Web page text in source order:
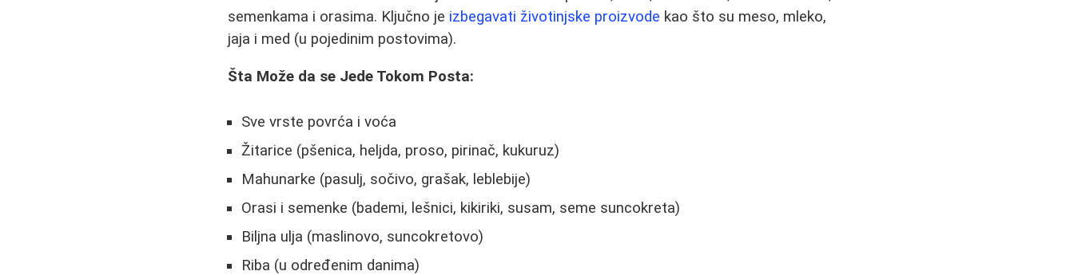
semenkama i orasima. Ključno je izbegavati životinjske proizvode kao što su meso, mleko,
jaja i med (u pojedinim postovima).
Šta Može da se Jede Tokom Posta:
Sve vrste povrća i voća
Žitarice (pšenica, heljda, proso, pirinač, kukuruz)
Mahunarke (pasulj, sočivo, grašak, leblebije)
Orasi i semenke (bademi, lešnici, kikiriki, susam, seme suncokreta)
Biljna ulja (maslinovo, suncokretovo)
Riba (u određenim danima)